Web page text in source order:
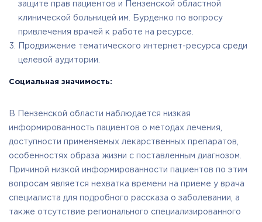
защите прав пациентов и Пензенской областной
клинической больницей им. Бурденко по вопросу
привлечения врачей к работе на ресурсе.
Продвижение тематического интернет-ресурса среди
целевой аудитории.
Социальная значимость:
В Пензенской области наблюдается низкая
информированность пациентов о методах лечения,
доступности применяемых лекарственных препаратов,
особенностях образа жизни с поставленным диагнозом.
Причиной низкой информированности пациентов по этим
вопросам является нехватка времени на приеме у врача
специалиста для подробного рассказа о заболевании, а
также отсутствие регионального специализированного